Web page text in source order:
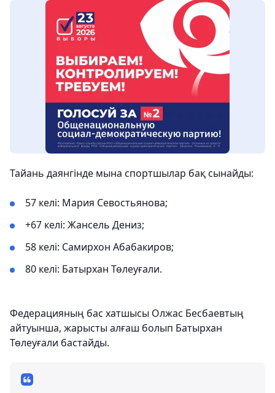
Тайань даянгінде мына спортшылар бақ сынайды:
57 келі: Мария Севостьянова;
+67 келі: Жансель Дениз;
58 келі: Самирхон Абабакиров;
80 келі: Батырхан Төлеуғали.
Федерацияның бас хатшысы Олжас Бесбаевтың
айтуынша, жарысты алғаш болып Батырхан
Төлеуғали бастайды.